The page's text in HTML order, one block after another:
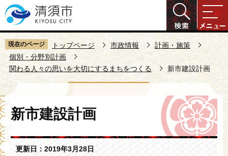
こ
の
ペ
ー
ジ
の
先
頭
で
す
現在のページ トップページ 市政情報
計画・施策
個別・分野別計画
関わる人々の思いを大切にするまちをつくる
新市建設計画
文
こ
新市建設計画
更新日：2019年3月28日